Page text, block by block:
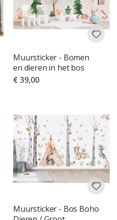
Muursticker - Bomen
en dieren in het bos
€ 39,00
Muursticker - Bos Boho